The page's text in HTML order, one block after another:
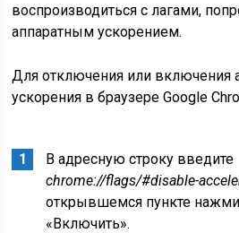
воспроизводиться с лагами,
аппаратным ускорением.
Для отключения или включения
ускорения в браузере Google
В адресную строку введите
chrome://flags/#disable-
открывшемся пункте
«Включить».